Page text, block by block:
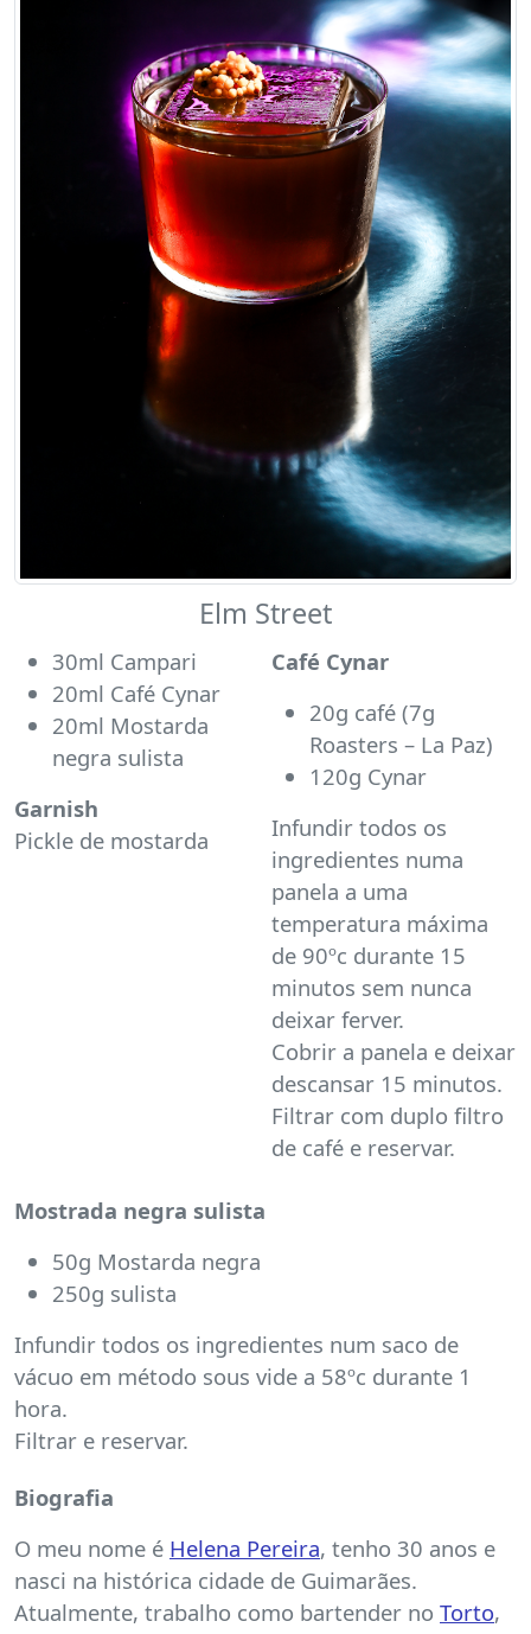
Elm Street
30ml Campari
20ml Café Cynar
20ml Mostarda
negra sulista
Garnish
Pickle de mostarda
Café Cynar
20g café (7g
Roasters – La Paz)
120g Cynar
Infundir todos os
ingredientes numa
panela a uma
temperatura máxima
de 90ºc durante 15
minutos sem nunca
deixar ferver.
Cobrir a panela e deixar
descansar 15 minutos.
Filtrar com duplo filtro
de café e reservar.
Mostrada negra sulista
50g Mostarda negra
250g sulista
Infundir todos os ingredientes num saco de
vácuo em método sous vide a 58ºc durante 1
hora.
Filtrar e reservar.
Biografia
O meu nome é Helena Pereira, tenho 30 anos e
nasci na histórica cidade de Guimarães.
Atualmente, trabalho como bartender no Torto,